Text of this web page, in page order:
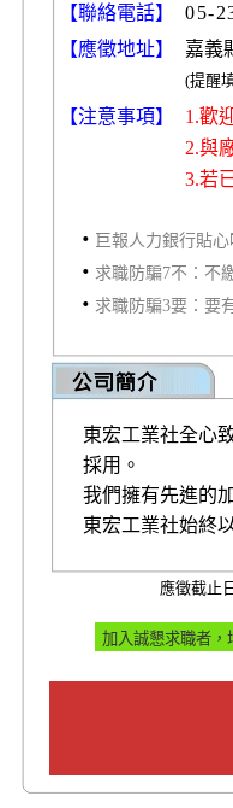
【聯絡電話】
05-
【應徵地址】
嘉義
(提醒
【注意事項】
1.歡
2.與
3.若
‧ 巨報人力銀行貼
‧ 求職防騙7不：不
‧ 求職防騙3要：要
東宏工業社全心
採用。
我們擁有先進的
東宏工業社始終
應徵截止